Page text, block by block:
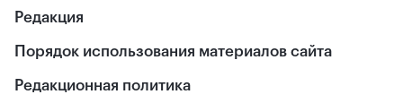
Редакция
Порядок использования материалов сайта
Редакционная политика